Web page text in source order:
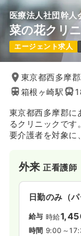
医療法人社団幹人
菜の花クリ
エージェント求人
東京都西多摩
箱根ヶ崎駅
東京都西多摩郡に
るクリニックです。
要介護者を対象に
ており、医療か
提供をしておりま
外来正看護師
日勤のみ（パ
給与 時給
時間 9:00～